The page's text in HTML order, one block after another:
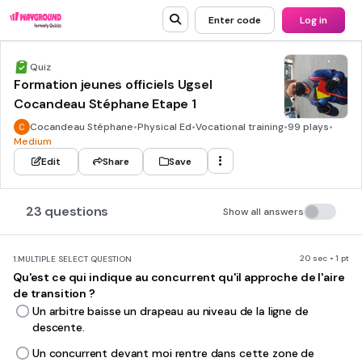
Enter code Log in
Quiz
Formation jeunes officiels Ugsel
Cocandeau Stéphane Etape 1
Cocandeau Stéphane•Physical Ed•Vocational training•99 plays•
Medium
Edit
Share Save
23 questions Show all answers
1.MULTIPLE SELECT QUESTION 20 sec • 1 pt
Qu'est ce qui indique au concurrent qu'il approche de l'aire
de transition ?
Un arbitre baisse un drapeau au niveau de la ligne de
descente.
Un concurrent devant moi rentre dans cette zone de